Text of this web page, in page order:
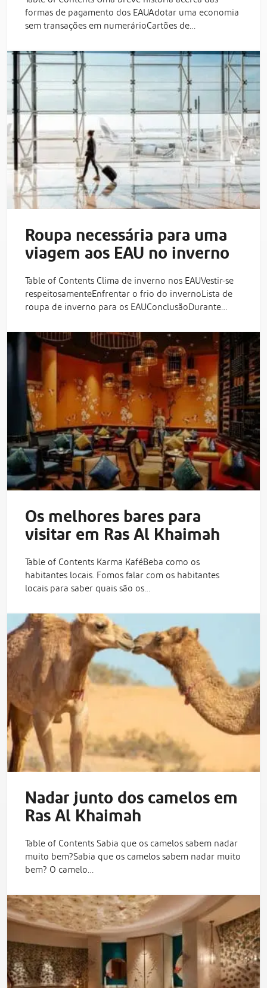
formas de pagamento dos EAUAdotar uma economia
sem transações em numerárioCartões de…
Roupa necessária para uma
viagem aos EAU no inverno
Table of Contents Clima de inverno nos EAUVestir-se
respeitosamenteEnfrentar o frio do invernoLista de
roupa de inverno para os EAUConclusãoDurante…
Os melhores bares para
visitar em Ras Al Khaimah
Table of Contents Karma KaféBeba como os
habitantes locais. Fomos falar com os habitantes
locais para saber quais são os…
Nadar junto dos camelos em
Ras Al Khaimah
Table of Contents Sabia que os camelos sabem nadar
muito bem?Sabia que os camelos sabem nadar muito
bem? O camelo…